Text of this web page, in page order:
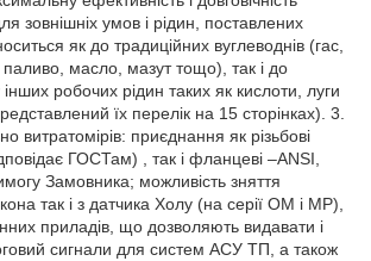
зовнішніх умов і рідин, поставлених
як до традиційних вуглеводнів (гас,
масло, мазут тощо), так і до
робочих рідин таких як кислоти, луги
їх перелік на 15 сторінках). 3.
витратомірів: приєднання як різьбові
ГОСТам) , так і фланцеві –ANSI,
Замовника; можливість зняття
так і з датчика Холу (на серії ОМ і МР),
приладів, що дозволяють видавати і
сигнали для систем АСУ ТП, а також